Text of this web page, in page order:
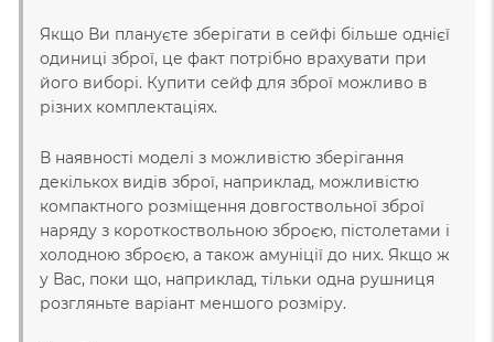
Якщо Ви плануєте зберігати в сейфі більше однієї
одиниці зброї, це факт потрібно врахувати при
його виборі. Купити сейф для зброї можливо в
різних комплектаціях.
В наявності моделі з можливістю зберігання
декількох видів зброї, наприклад, можливістю
компактного розміщення довгоствольної зброї
наряду з короткоствольною зброєю, пістолетами і
холодною зброєю, а також амуніції до них. Якщо ж
у Вас, поки що, наприклад, тільки одна рушниця
розгляньте варіант меншого розміру.